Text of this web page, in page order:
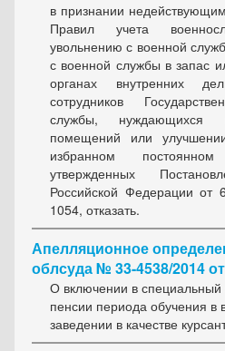
в признании
Правил учета
увольнению с военной
с военной службы в запас
органах внутренних
сотрудников
службы,
помещений или
избранном
утвержденных
Российской Федерации от
1054, отказать.
Апелляционное
облсуда № 33-4538/2014
О включении в специальный
пенсии периода обучения в
заведении в качестве